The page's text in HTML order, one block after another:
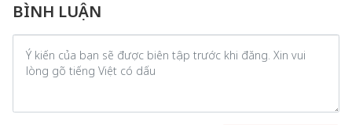
BÌNH LUẬN